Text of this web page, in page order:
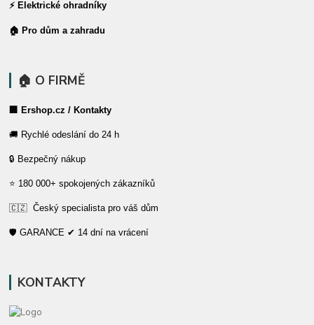
⚡ Elektrické ohradníky
🏠 Pro dům a zahradu
🏠 O FIRMĚ
🏢 Ershop.cz / Kontakty
🚚 Rychlé odeslání do 24 h
🔒 Bezpečný nákup
⭐ 180 000+ spokojených zákazníků
🇨🇿 Český specialista pro váš dům
🛡️ GARANCE ✔ 14 dní na vrácení
KONTAKTY